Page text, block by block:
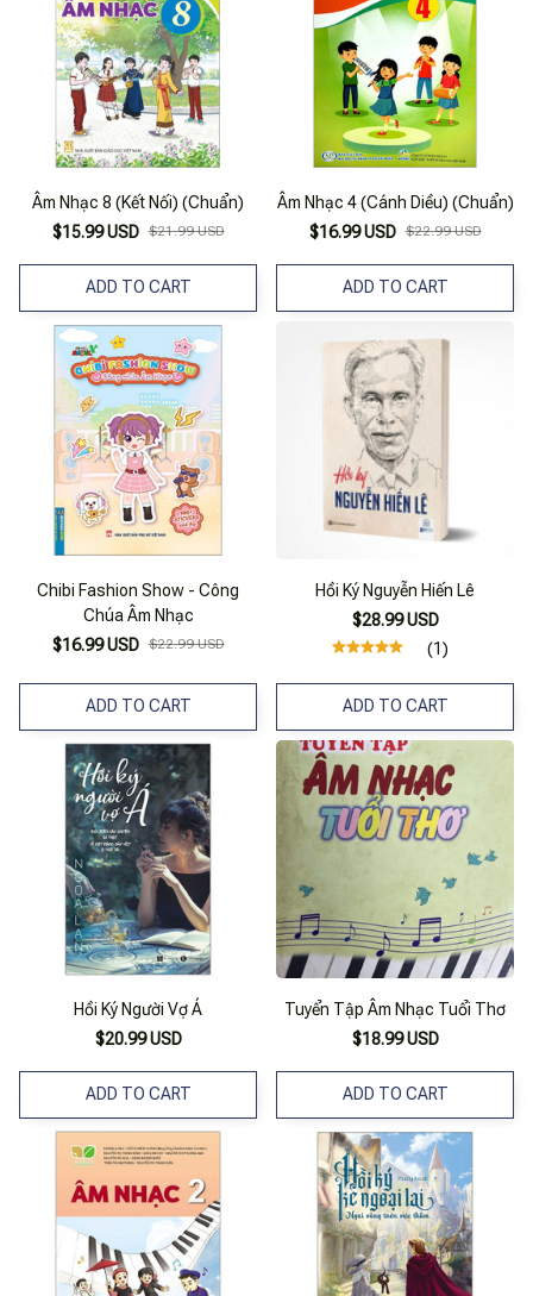
Âm Nhạc 8 (Kết Nối) (Chuẩn)
$15.99 USD $21.99 USD
ADD TO CART
Âm Nhạc 4 (Cánh Diều) (Chuẩn)
$16.99 USD $22.99 USD
ADD TO CART
Chibi Fashion Show - Công
Chúa Âm Nhạc
$16.99 USD $22.99 USD
ADD TO CART
Hồi Ký Nguyễn Hiến Lê
$28.99 USD
(1)
ADD TO CART
Hồi Ký Người Vợ Á
$20.99 USD
ADD TO CART
Tuyển Tập Âm Nhạc Tuổi Thơ
$18.99 USD
ADD TO CART